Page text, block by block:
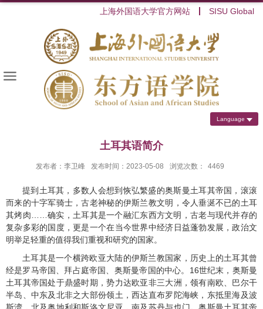
上海外国语大学官方网站 SISU Global
Language
土耳其语简介
发布者：李卫峰 发布时间：2023-05-08 浏览次数： 4469
提到土耳其，多数人会想到恢弘繁盛的奥斯曼土耳其帝国，滚滚
而来的十字军骑士，古老神秘的伊斯兰教文明，令人垂涎不已的土耳
其烤肉……确实，土耳其是一个融汇东西方文明，古老与现代并存的
复杂多彩的国度，更是一个在当今世界中经济日益蓬勃发展，政治文
明举足轻重的值得我们重视和研究的国家。
土耳其是一个横跨欧亚大陆的伊斯兰教国家，历史上的土耳其曾
经是罗马帝国、拜占庭帝国、奥斯曼帝国的中心。 16世纪末，奥斯曼
土耳其帝国处于鼎盛时期，势力达欧亚非三大洲，领有南欧、巴尔干
半岛、中东及北非之大部份领土，西达直布罗陀海峡，东抵里海及波